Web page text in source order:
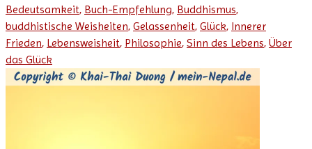
Bedeutsamkeit, Buch-Empfehlung, Buddhismus,
buddhistische Weisheiten, Gelassenheit, Glück, Innerer
Frieden, Lebensweisheit, Philosophie, Sinn des Lebens, Über
das Glück